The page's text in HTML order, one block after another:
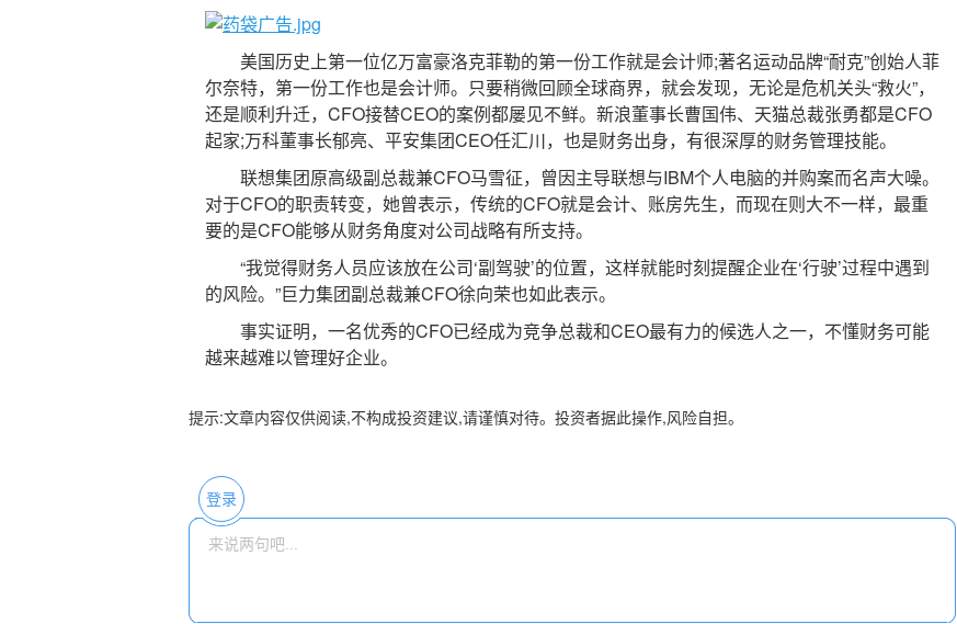
美国历史上第一位亿万富豪洛克菲勒的第一份工作就是会计师;著名运动品牌“耐克”创始人菲
尔奈特，第一份工作也是会计师。只要稍微回顾全球商界，就会发现，无论是危机关头“救火”，
还是顺利升迁，CFO接替CEO的案例都屡见不鲜。新浪董事长曹国伟、天猫总裁张勇都是CFO
起家;万科董事长郁亮、平安集团CEO任汇川，也是财务出身，有很深厚的财务管理技能。
联想集团原高级副总裁兼CFO马雪征，曾因主导联想与IBM个人电脑的并购案而名声大噪。
对于CFO的职责转变，她曾表示，传统的CFO就是会计、账房先生，而现在则大不一样，最重
要的是CFO能够从财务角度对公司战略有所支持。
“我觉得财务人员应该放在公司‘副驾驶’的位置，这样就能时刻提醒企业在‘行驶’过程中遇到
的风险。”巨力集团副总裁兼CFO徐向荣也如此表示。
事实证明，一名优秀的CFO已经成为竞争总裁和CEO最有力的候选人之一，不懂财务可能
越来越难以管理好企业。
提示:文章内容仅供阅读,不构成投资建议,请谨慎对待。投资者据此操作,风险自担。
登录